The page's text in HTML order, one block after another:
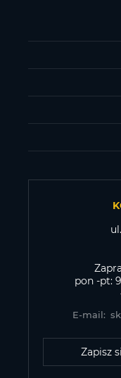
pon -pt:
E-mail:
Zapisz